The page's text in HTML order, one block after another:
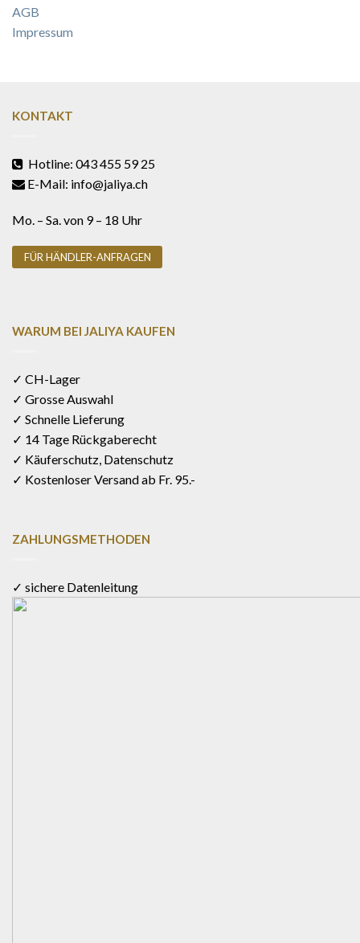
AGB
Impressum
KONTAKT
Hotline: 043 455 59 25
E-Mail: info@jaliya.ch
Mo. – Sa. von 9 – 18 Uhr
FÜR HÄNDLER-ANFRAGEN
WARUM BEI JALIYA KAUFEN
✓ CH-Lager
✓ Grosse Auswahl
✓ Schnelle Lieferung
✓ 14 Tage Rückgaberecht
✓ Käuferschutz, Datenschutz
✓ Kostenloser Versand ab Fr. 95.-
ZAHLUNGSMETHODEN
✓ sichere Datenleitung